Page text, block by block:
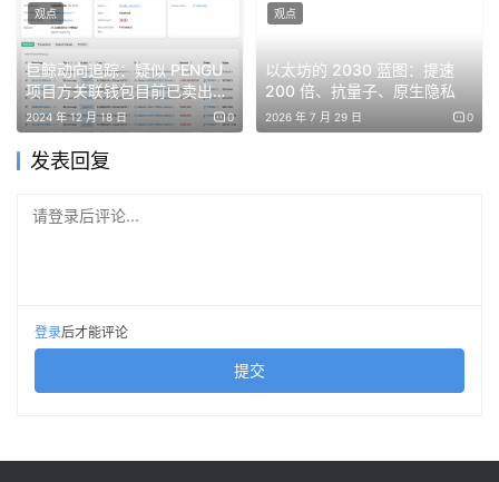
外购买了447,651股。此外，该基金还清空了所有持有的灰
度比特币信托基金（GBTC）的股份，这些股份在3月底时
价值6370万美元。截至6月底，威斯康星州养老金基金现持
有2,898,051股IBIT，价值9890万美元。
不对根据本文提供的信息所做的任何投资承担责任。我们强烈
巨鲸动向追踪：疑似 PENGU
项目方关联钱包目前已卖出
1.76 亿枚代币
2024 年 12 月 18 日 0
观点
以太坊的 2030 蓝图：提速
200 倍、抗量子、原生隐私
2026 年 7 月 29 日 0
观点
发表回复
请登录后评论...
登录后才能评论
提交